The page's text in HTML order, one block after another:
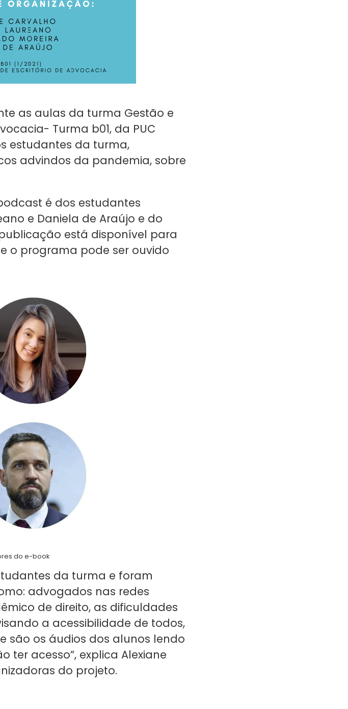
as aulas da turma Gestão e
Turma b01, da PUC
estudantes da turma,
advindos da pandemia, sobre
é dos estudantes
e Daniela de Araújo e do
está disponível para
o programa pode ser ouvido
do e-book
da turma e foram
advogados nas redes
de direito, as dificuldades
a acessibilidade de todos,
são os áudios dos alunos lendo
ter acesso”, explica Alexiane
do projeto.